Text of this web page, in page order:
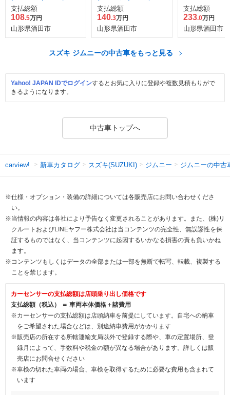
ー XC 4WD
支払総額
108.5万円
山形県酒田市
ー 4WD
支払総額
140.3万円
山形県酒田市
支払総額
233.0万円
山形県酒田市
スズキ ジムニーの中古車をもっと見る
Yahoo! JAPAN IDでログインするとお気に入りに登録や複数見積もりがで
きるようになります。
中古車トップへ
carview! 新車カタログ スズキ(SUZUKI) ジムニー ジムニーの中古
※仕様・オプション・装備の詳細については各販売店にお問い合わせくださ
い。
※当情報の内容は各社により予告なく変更されることがあります。また、(株)リ
クルートおよびLINEヤフー株式会社は当コンテンツの完全性、無誤謬性を保
証するものではなく、当コンテンツに起因するいかなる損害の責も負いかね
ます。
※コンテンツもしくはデータの全部または一部を無断で転写、転載、複製する
ことを禁じます。
カーセンサーの支払総額は店頭乗り出し価格です
支払総額（税込） ＝ 車両本体価格＋諸費用
※カーセンサーの支払総額は店頭納車を前提にしています。自宅への納車
をご希望された場合などは、別途納車費用がかかります
※販売店の所在する所轄運輸支局以外で登録する際や、車の定置場所、登
録月によって、手数料や税金の額が異なる場合があります。詳しくは販
売店にお問合せください
※車検の切れた車両の場合、車検を取得するために必要な費用も含まれて
います